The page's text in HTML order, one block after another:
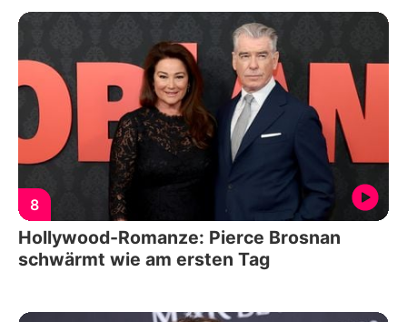
8
Hollywood-Romanze: Pierce Brosnan
schwärmt wie am ersten Tag